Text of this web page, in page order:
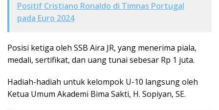
Positif Cristiano Ronaldo di Timnas Portugal
pada Euro 2024
Posisi ketiga oleh SSB Aira JR, yang menerima piala,
medali, sertifikat, dan uang tunai sebesar Rp 1 juta.
Hadiah-hadiah untuk kelompok U-10 langsung oleh
Ketua Umum Akademi Bima Sakti, H. Sopiyan, SE.